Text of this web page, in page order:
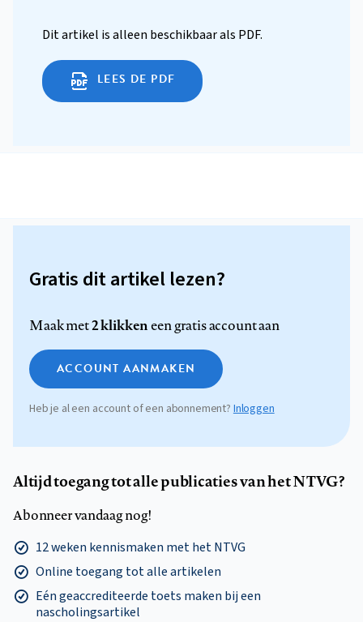
Dit artikel is alleen beschikbaar als PDF.
LEES DE PDF
Gratis dit artikel lezen?
Maak met2 klikkeneen gratis account aan
ACCOUNT AANMAKEN
Heb je al een account of een abonnement? Inloggen
Altijd toegang tot alle publicaties van het NTVG?
Abonneer vandaag nog!
12 weken kennismaken met het NTVG
Online toegang tot alle artikelen
Eén geaccrediteerde toets maken bij een
nascholingsartikel